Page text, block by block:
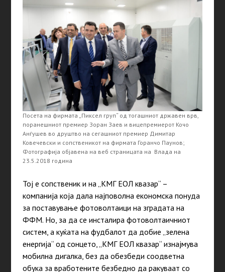
Посета на фирмата „Пиксел груп“ од тогашниот државен врв,
поранешниот премиер Зоран Заев и вицепремиерот Кочо
Анѓушев во друштво на сегашниот премиер Димитар
Ковечевски и сопственикот на фирмата Горанчо Паунов;
Фотографија објавена на веб страницата на Влада на
23.5.2018 година
Тој е сопственик и на „КМГ ЕОЛ квазар“ –
компанија која дала најповолна економска понуда
за поставување фотоволтаици на зградата на
ФФМ. Но, за да се инсталира фотоволтаичниот
систем, а куќата на фудбалот да добие „зелена
енергија“ од сонцето, „КМГ ЕОЛ квазар“ изнајмува
мобилна дигалка, без да обезбеди соодветна
обука за вработените безбедно да ракуваат со